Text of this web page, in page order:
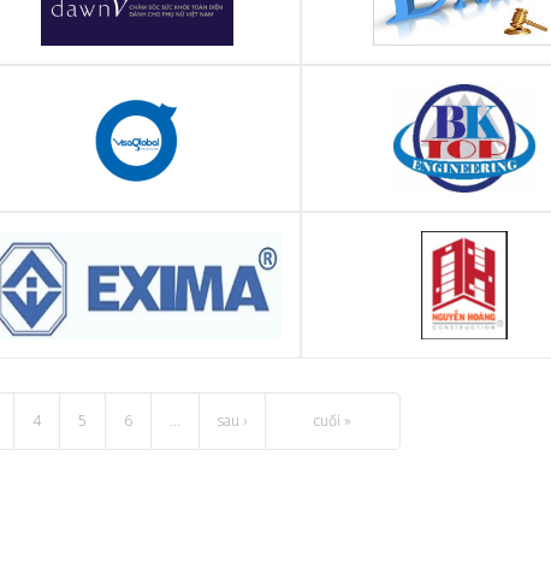
(DawnV)
PHÁT
VỤ VÀ CÔNG NGHỆ XÂY DỰNG
(EXIMA)
DỰNG NGUYỄN HOÀNG
4 5 6 … sau › cuối »